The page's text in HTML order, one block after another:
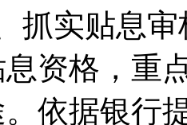
抓实贴息
息资格，重
。依据银行